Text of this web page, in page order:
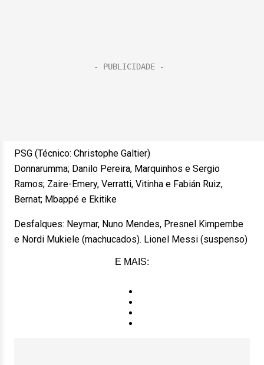
PSG (Técnico: Christophe Galtier)
Donnarumma; Danilo Pereira, Marquinhos e Sergio
Ramos; Zaire-Emery, Verratti, Vitinha e Fabián Ruiz,
Bernat; Mbappé e Ekitike
Desfalques: Neymar, Nuno Mendes, Presnel Kimpembe
e Nordi Mukiele (machucados). Lionel Messi (suspenso)
E MAIS: